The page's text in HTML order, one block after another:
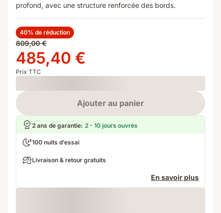
profond, avec une structure renforcée des bords.
40% de réduction
Prix
d'origine
809,00 €
809,00 €
Prix
485,40 €
485,40 €
Prix TTC
Loading
Ajouter au panier
2 ans de garantie: 2 - 10 jours ouvrés
100 nuits d’essai
Livraison & retour gratuits
En savoir plus